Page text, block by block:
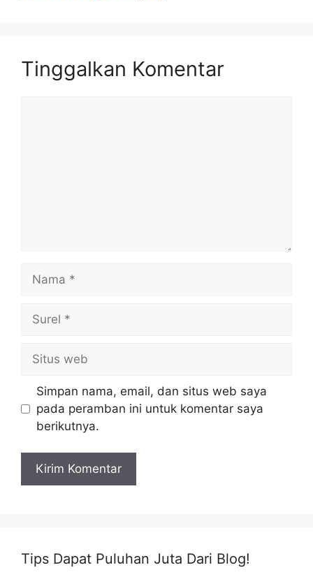
Tinggalkan Komentar
web
Simpan nama, email, dan situs web saya
pada peramban ini untuk komentar saya
berikutnya.
Tips Dapat Puluhan Juta Dari Blog!